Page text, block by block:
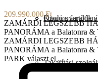
Ózonos
Takarítási
Kiadó nyaralók
209.990.000 Ft
ZAMÁRDI LEGSZEBB
PANORÁMA a Balatonra &
ZAMÁRDI LEGSZEBB
PANORÁMA a Balatonra &
PARK választ el ...